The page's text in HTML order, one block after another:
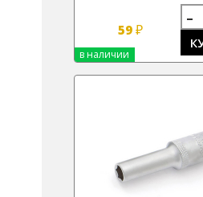
59₽ -
в наличии